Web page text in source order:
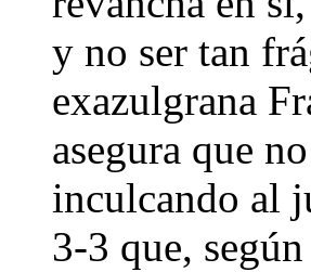
y no ser tan
exazulgrana
asegura que
inculcando al
3-3 que,